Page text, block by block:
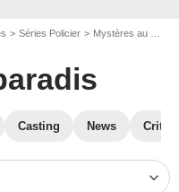
Séries Policier Mystères au paradis
Casting News